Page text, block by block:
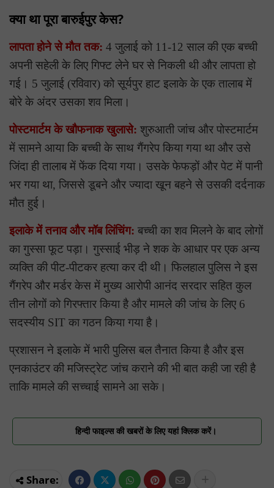
क्या था पूरा बारुईपुर केस?
लापता होने से मौत तक: 4 जुलाई को 11-12 साल की एक बच्ची
अपनी सहेली के लिए गिफ्ट लेने घर से निकली थी और लापता हो
गई। 5 जुलाई (रविवार) को सूर्यपुर हाट इलाके के एक तालाब में
बोरे के अंदर उसका शव मिला।
पोस्टमार्टम के खौफनाक खुलासे: शुरुआती जांच और पोस्टमार्टम
में सामने आया कि बच्ची के साथ गैंगरेप किया गया था और उसे
जिंदा ही तालाब में फेंक दिया गया। उसके फेफड़ों और पेट में पानी
भर गया था, जिससे डूबने और ज्यादा खून बहने से उसकी दर्दनाक
मौत हुई।
इलाके में तनाव और मॉब लिंचिंग: बच्ची का शव मिलने के बाद लोगों
का गुस्सा फूट पड़ा। गुस्साई भीड़ ने शक के आधार पर एक अन्य
व्यक्ति की पीट-पीटकर हत्या कर दी थी। फिलहाल पुलिस ने इस
गैंगरेप और मर्डर केस में मुख्य आरोपी आनंद सरदार सहित कुल
तीन लोगों को गिरफ्तार किया है और मामले की जांच के लिए 6
सदस्यीय SIT का गठन किया गया है।
प्रशासन ने इलाके में भारी पुलिस बल तैनात किया है और इस
एनकाउंटर की मजिस्ट्रेट जांच कराने की भी बात कही जा रही है
ताकि मामले की सच्चाई सामने आ सके।
हिन्दी फाइल्स की खबरों के लिए यहां क्लिक करें।